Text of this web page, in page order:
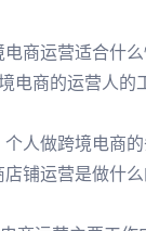
商运营适合什
电商的运营人的
人做跨境电商
铺运营是做什